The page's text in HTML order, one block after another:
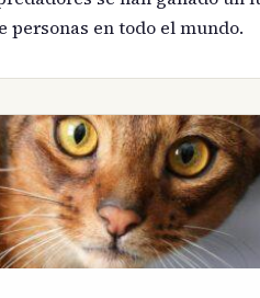
personas en todo el mundo.